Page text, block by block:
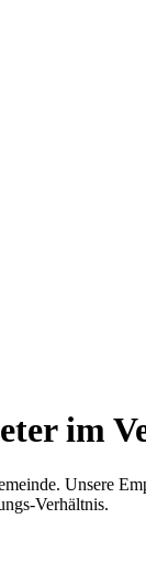
im
Unsere
Verhältnis.